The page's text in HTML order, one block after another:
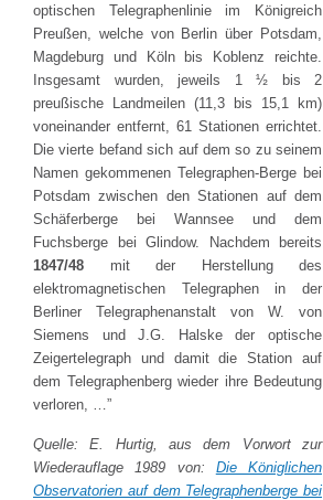
optischen Telegraphenlinie im Königreich
Preußen, welche von Berlin über Potsdam,
Magdeburg und Köln bis Koblenz reichte.
Insgesamt wurden, jeweils 1 ½ bis 2
preußische Landmeilen (11,3 bis 15,1 km)
voneinander entfernt, 61 Stationen errichtet.
Die vierte befand sich auf dem so zu seinem
Namen gekommenen Telegraphen-Berge bei
Potsdam zwischen den Stationen auf dem
Schäferberge bei Wannsee und dem
Fuchsberge bei Glindow. Nachdem bereits
1847/48 mit der Herstellung des
elektromagnetischen Telegraphen in der
Berliner Telegraphenanstalt von W. von
Siemens und J.G. Halske der optische
Zeigertelegraph und damit die Station auf
dem Telegraphenberg wieder ihre Bedeutung
verloren, …”
Quelle: E. Hurtig, aus dem Vorwort zur
Wiederauflage 1989 von: Die Königlichen
Observatorien auf dem Telegraphenberge bei